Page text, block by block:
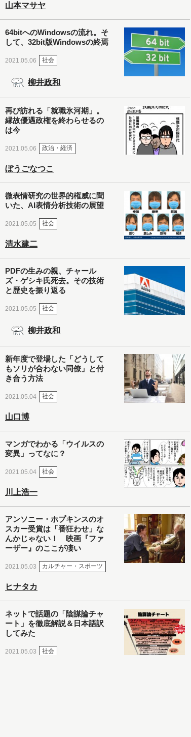
山本マサヤ
64bitへのWindowsの流れ。そ
して、32bit版Windowsの終焉
2021.05.06 社会
柳井政和
再び訪れる「就職氷河期」。
縁故優遇政権を終わらせるの
は今
2021.05.06 政治・経済
ぼうごなつこ
微表情研究の世界的権威に聞
いた、AI表情分析技術の展望
2021.05.05 社会
清水建二
PDFの生みの親、チャール
ズ・ゲシキ氏死去。その技術
と歴史を振り返る
2021.05.05 社会
柳井政和
新年度で登場した「どうして
もソリが合わない同僚」と付
き合う方法
2021.05.04 社会
山口博
マンガでわかる「ウイルスの
変異」ってなに？
2021.05.04 社会
川上浩一
アンソニー・ホプキンスのオ
スカー受賞は「番狂わせ」な
んかじゃない！ 映画『ファ
ーザー』のここが凄い
2021.05.03 カルチャー・スポーツ
ヒナタカ
ネットで話題の「陰謀論チャ
ート」を徹底解説＆日本語訳
してみた
2021.05.03 社会